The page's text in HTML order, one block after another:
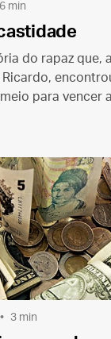
6 min
do rapaz que,
para vencer
3 min